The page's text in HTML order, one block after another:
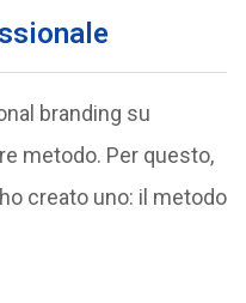
branding su
metodo. Per questo,
creato uno: il metodo